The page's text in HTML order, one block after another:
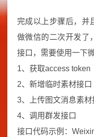
完成以上步骤后，并
做微信的二次开发了
接口，需要使用一下
1、获取access token
2、新增临时素材接口
3、上传图文消息素材
4、调用群发接口
接口代码示例：